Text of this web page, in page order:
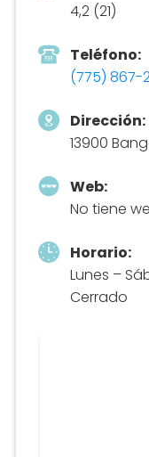
4,2 (21)
Teléfono:
(775) 867-
Dirección:
13900
Web:
No tiene
Horario:
Lunes –
Cerrado